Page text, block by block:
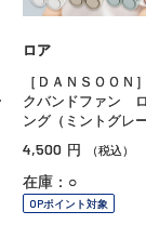
ロア
［ＤＡＮＳＯＯＮ
クバンドファン
ング（ミントグレ
4,500 円 （税込）
在庫：○
OPポイント対象